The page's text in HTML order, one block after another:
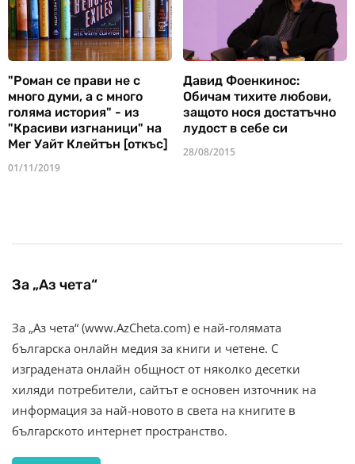
"Роман се прави не с
много думи, а с много
голяма история" - из
"Красиви изгнаници" на
Мег Уайт Клейтън [откъс]
01/11/2019
Давид Фоенкинос:
Обичам тихите любови,
защото нося достатъчно
лудост в себе си
28/08/2015
За „Аз чета“
За „Аз чета“ (www.AzCheta.com) е най-голямата
българска онлайн медия за книги и четене. С
изградената онлайн общност от няколко десетки
хиляди потребители, сайтът е основен източник на
информация за най-новото в света на книгите в
българското интернет пространство.